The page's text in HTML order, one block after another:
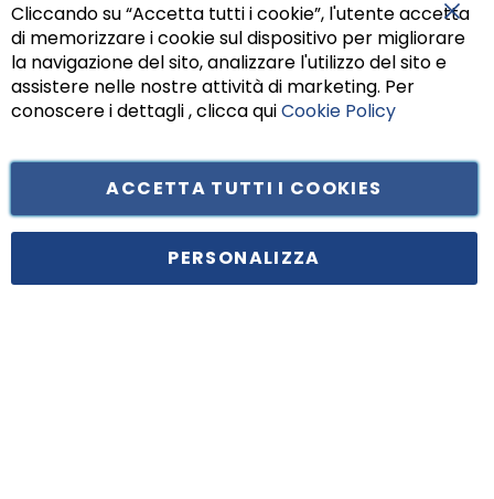
Principe di Piemonte 199, cap. 80026 Casoria (NA) - C.F. 05834470634 -
Cliccando su “Accetta tutti i cookie”, l'utente accetta
di memorizzare i cookie sul dispositivo per migliorare
la navigazione del sito, analizzare l'utilizzo del sito e
assistere nelle nostre attività di marketing. Per
conoscere i dettagli , clicca quiCookie Policy
ACCETTA TUTTI I COOKIES
PERSONALIZZA